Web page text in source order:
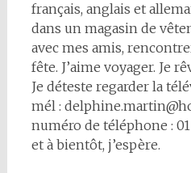
français, anglais et
dans un magasin de
avec mes amis,
fête. J’aime voyager. Je
Je déteste regarder la
mél :
numéro de téléphone :
et à bientôt, j’espère.